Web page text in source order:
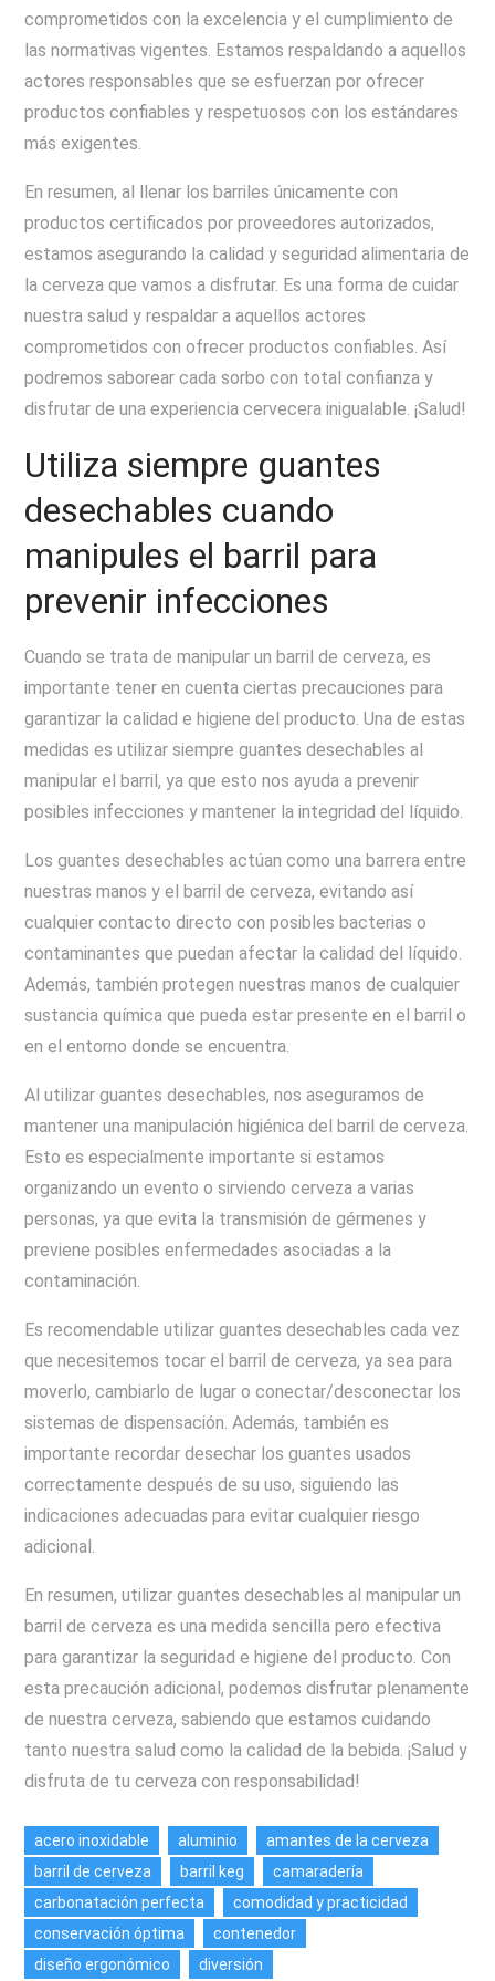
comprometidos con la excelencia y el cumplimiento de
las normativas vigentes. Estamos respaldando a aquellos
actores responsables que se esfuerzan por ofrecer
productos confiables y respetuosos con los estándares
más exigentes.
En resumen, al llenar los barriles únicamente con
productos certificados por proveedores autorizados,
estamos asegurando la calidad y seguridad alimentaria de
la cerveza que vamos a disfrutar. Es una forma de cuidar
nuestra salud y respaldar a aquellos actores
comprometidos con ofrecer productos confiables. Así
podremos saborear cada sorbo con total confianza y
disfrutar de una experiencia cervecera inigualable. ¡Salud!
Utiliza siempre guantes
desechables cuando
manipules el barril para
prevenir infecciones
Cuando se trata de manipular un barril de cerveza, es
importante tener en cuenta ciertas precauciones para
garantizar la calidad e higiene del producto. Una de estas
medidas es utilizar siempre guantes desechables al
manipular el barril, ya que esto nos ayuda a prevenir
posibles infecciones y mantener la integridad del líquido.
Los guantes desechables actúan como una barrera entre
nuestras manos y el barril de cerveza, evitando así
cualquier contacto directo con posibles bacterias o
contaminantes que puedan afectar la calidad del líquido.
Además, también protegen nuestras manos de cualquier
sustancia química que pueda estar presente en el barril o
en el entorno donde se encuentra.
Al utilizar guantes desechables, nos aseguramos de
mantener una manipulación higiénica del barril de cerveza.
Esto es especialmente importante si estamos
organizando un evento o sirviendo cerveza a varias
personas, ya que evita la transmisión de gérmenes y
previene posibles enfermedades asociadas a la
contaminación.
Es recomendable utilizar guantes desechables cada vez
que necesitemos tocar el barril de cerveza, ya sea para
moverlo, cambiarlo de lugar o conectar/desconectar los
sistemas de dispensación. Además, también es
importante recordar desechar los guantes usados
correctamente después de su uso, siguiendo las
indicaciones adecuadas para evitar cualquier riesgo
adicional.
En resumen, utilizar guantes desechables al manipular un
barril de cerveza es una medida sencilla pero efectiva
para garantizar la seguridad e higiene del producto. Con
esta precaución adicional, podemos disfrutar plenamente
de nuestra cerveza, sabiendo que estamos cuidando
tanto nuestra salud como la calidad de la bebida. ¡Salud y
disfruta de tu cerveza con responsabilidad!
acero inoxidable aluminio
amantes de la cerveza
barril de cerveza
barril keg
camaradería
carbonatación perfecta
comodidad y practicidad
conservación óptima
contenedor
diseño ergonómico
diversión